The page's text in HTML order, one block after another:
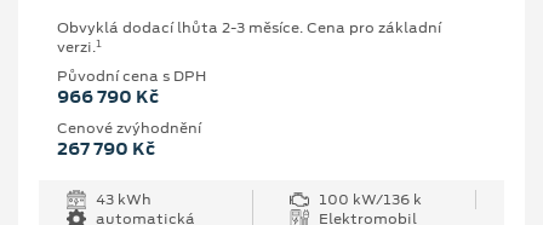
Obvyklá dodací lhůta 2-3 měsíce. Cena pro základní
verzi.1
Původní cena s DPH
966 790 Kč
Cenové zvýhodnění
267 790 Kč
43 kWh
100 kW/136 k
automatická
Elektromobil